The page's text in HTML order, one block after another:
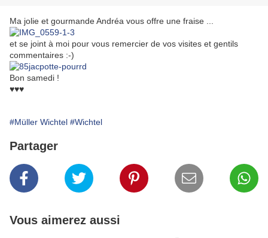
Ma jolie et gourmande Andréa vous offre une fraise ...
et se joint à moi pour vous remercier de vos visites et gentils
commentaires :-)
Bon samedi !
♥♥♥
#Müller Wichtel #Wichtel
Partager
Vous aimerez aussi